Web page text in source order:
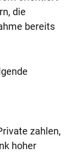
die
bereits
zahlen,
hoher